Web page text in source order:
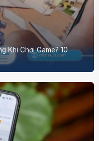
Khi Chơi Game? 10